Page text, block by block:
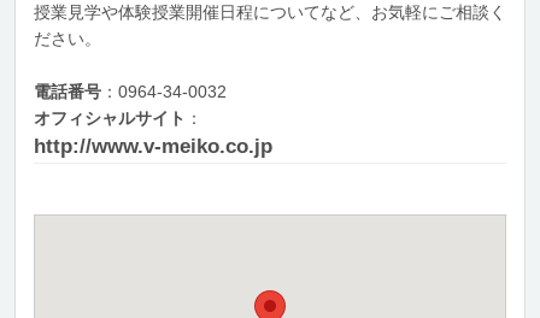
授業見学や体験授業開催日程についてなど、お気軽にご相談く
ださい。
電話番号 ：0964-34-0032
オフィシャルサイト ：
http://www.v-meiko.co.jp